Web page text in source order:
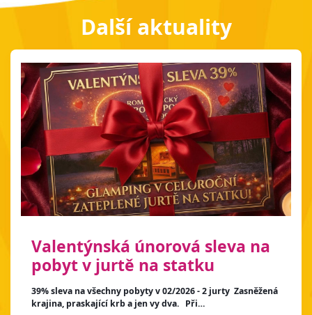
Další aktuality
Valentýnská únorová sleva na
pobyt v jurtě na statku
39% sleva na všechny pobyty v 02/2026 - 2 jurty Zasněžená
krajina, praskající krb a jen vy dva. Při…